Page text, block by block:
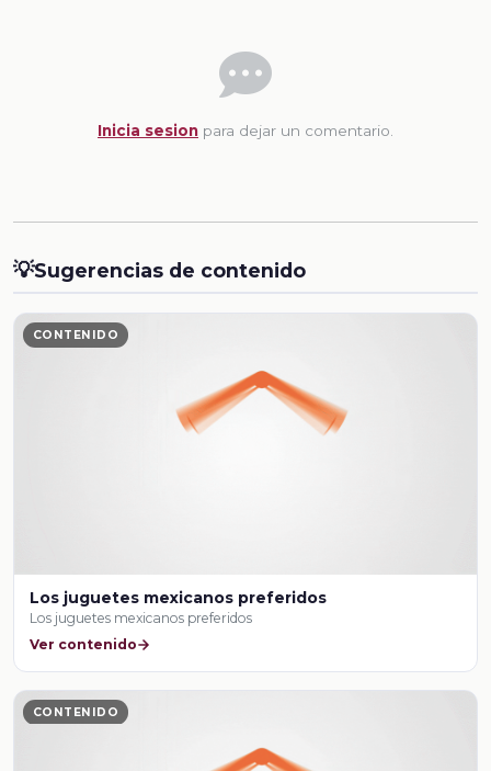
Inicia sesion para dejar un comentario.
💡Sugerencias de contenido
CONTENIDO
Los juguetes mexicanos preferidos
Los juguetes mexicanos preferidos
Ver contenido
CONTENIDO